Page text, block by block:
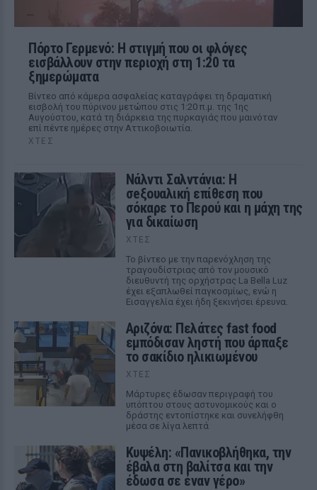
Πόρτο Γερμενό: Η στιγμή που οι φλόγες
εισβάλλουν στην περιοχή στη 1:20 τα
ξημερώματα
Βίντεο από κάμερα ασφαλείας καταγράφει τη δραματική
εισβολή του πύρινου μετώπου στις 1:20 π.μ. της 1ης
Αυγούστου, κατά τη διάρκεια της πυρκαγιάς που μαινόταν
επί πέντε ημέρες στην Αττικοβοιωτία.
ΧΤΕΣ
Νάλντι Σαλντάνια: Η
σeξουαλική επίθεση που
σόκαρε το Περού και η μάχη της
για δικαίωση
ΧΤΕΣ
Το βίντεο με την παρενόχληση της
τραγουδίστριας από τον μουσικό
διευθυντή της ορχήστρας La Bella Luz
έχει εξαπλωθεί παγκοσμίως, ενώ η
Εισαγγελία έχει ήδη ξεκινήσει έρευνα.
Αριζόνα: Πελάτες fast food
εμπόδισαν ληστή που άρπαξε
το σακίδιο ηλικιωμένου
ΧΤΕΣ
Μάρτυρες έδωσαν περιγραφή του
υπόπτου στους αστυνομικούς και ο
δράστης εντοπίστηκε και συνελήφθη
μέσα σε λίγα λεπτά
Κυψέλη: «Πανικοβλήθηκα, την
έβαλα στη βαλίτσα και την
έδωσα σε έναν γέρο»